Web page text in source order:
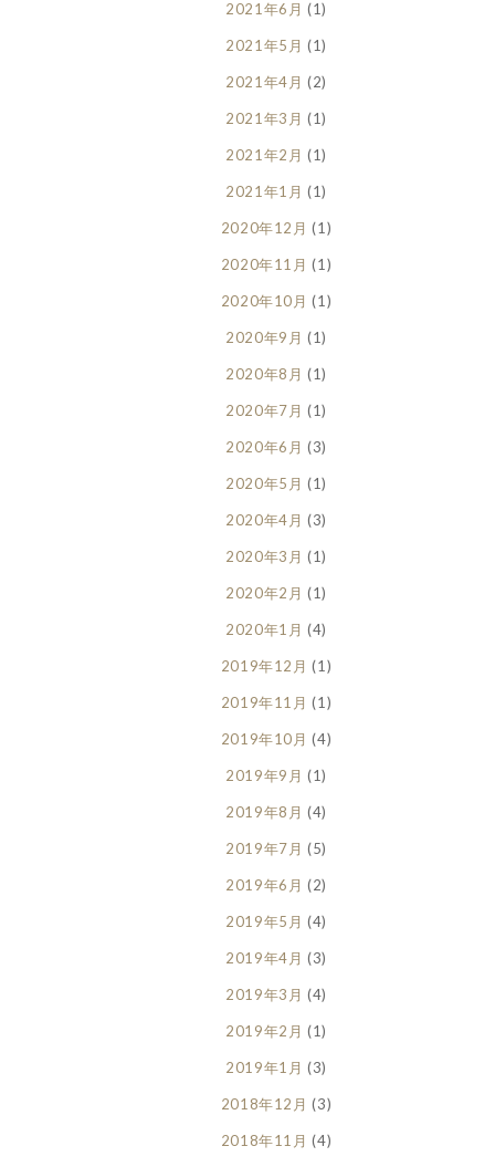
2021年6月 (1)
2021年5月 (1)
2021年4月 (2)
2021年3月 (1)
2021年2月 (1)
2021年1月 (1)
2020年12月 (1)
2020年11月 (1)
2020年10月 (1)
2020年9月 (1)
2020年8月 (1)
2020年7月 (1)
2020年6月 (3)
2020年5月 (1)
2020年4月 (3)
2020年3月 (1)
2020年2月 (1)
2020年1月 (4)
2019年12月 (1)
2019年11月 (1)
2019年10月 (4)
2019年9月 (1)
2019年8月 (4)
2019年7月 (5)
2019年6月 (2)
2019年5月 (4)
2019年4月 (3)
2019年3月 (4)
2019年2月 (1)
2019年1月 (3)
2018年12月 (3)
2018年11月 (4)